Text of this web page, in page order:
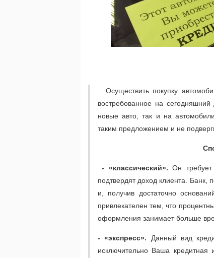
Осуществить покупку
востребованное на
новые авто, так и на
таким предложением и не
- «классический».Он требует
подтвердят доход клиента. Банк,
и, получив достаточно
привлекателен тем, что
оформления занимает больше
- «экспресс». Данный вид
исключительно Ваша